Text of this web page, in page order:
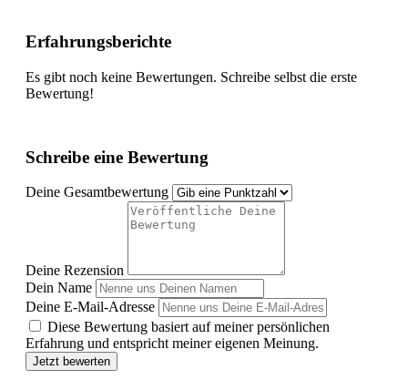
Erfahrungsberichte
Es gibt noch keine Bewertungen. Schreibe selbst die erste
Bewertung!
Schreibe eine Bewertung
Deine Gesamtbewertung
Deine Rezension
Dein Name
Deine E-Mail-Adresse
Diese Bewertung basiert auf meiner persönlichen
Erfahrung und entspricht meiner eigenen Meinung.
Jetzt bewerten